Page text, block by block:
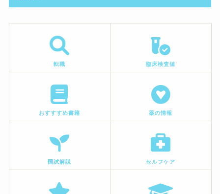
転職 臨床検査値
おすすすめ書籍 薬の情報
国試解説 セルフケア